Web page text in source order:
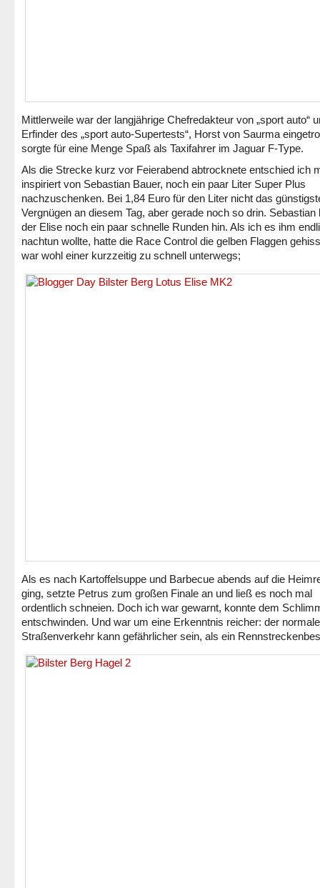
Mittlerweile war der langjährige Chefredakteur von „sport auto“
Erfinder des „sport auto-Supertests“, Horst von Saurma
sorgte für eine Menge Spaß als Taxifahrer im Jaguar F-Type.
Als die Strecke kurz vor Feierabend abtrocknete entschied ich
inspiriert von Sebastian Bauer, noch ein paar Liter Super Plus
nachzuschenken. Bei 1,84 Euro für den Liter nicht das
Vergnügen an diesem Tag, aber gerade noch so drin. Sebastian
der Elise noch ein paar schnelle Runden hin. Als ich es ihm
nachtun wollte, hatte die Race Control die gelben Flaggen
war wohl einer kurzzeitig zu schnell unterwegs;
Als es nach Kartoffelsuppe und Barbecue abends auf die
ging, setzte Petrus zum großen Finale an und ließ es noch mal
ordentlich schneien. Doch ich war gewarnt, konnte dem
entschwinden. Und war um eine Erkenntnis reicher: der normale
Straßenverkehr kann gefährlicher sein, als ein